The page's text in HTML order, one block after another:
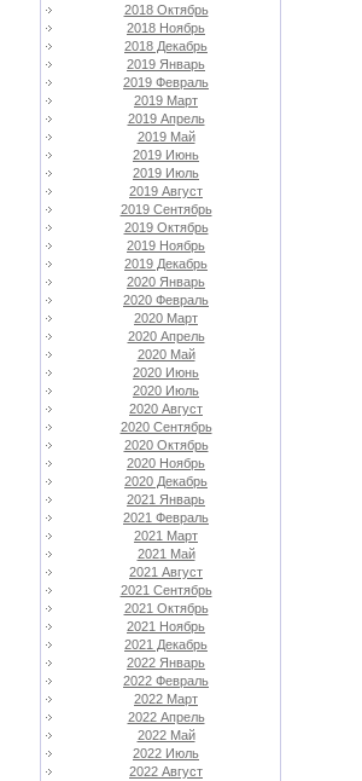
2018 Октябрь
2018 Ноябрь
2018 Декабрь
2019 Январь
2019 Февраль
2019 Март
2019 Апрель
2019 Май
2019 Июнь
2019 Июль
2019 Август
2019 Сентябрь
2019 Октябрь
2019 Ноябрь
2019 Декабрь
2020 Январь
2020 Февраль
2020 Март
2020 Апрель
2020 Май
2020 Июнь
2020 Июль
2020 Август
2020 Сентябрь
2020 Октябрь
2020 Ноябрь
2020 Декабрь
2021 Январь
2021 Февраль
2021 Март
2021 Май
2021 Август
2021 Сентябрь
2021 Октябрь
2021 Ноябрь
2021 Декабрь
2022 Январь
2022 Февраль
2022 Март
2022 Апрель
2022 Май
2022 Июль
2022 Август